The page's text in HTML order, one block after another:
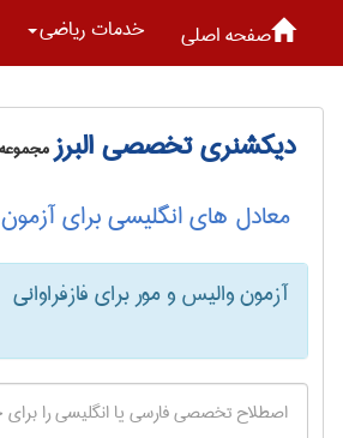
صفحه اصلی خدمات رياضی
دیکشنری تخصصی البرز
معادل های انگلیسی برای آزمون
آزمون والیس و مور برای فازفراوانی